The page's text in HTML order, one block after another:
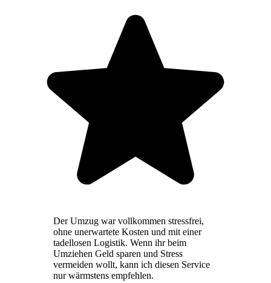
Der Umzug war vollkommen stressfrei,
ohne unerwartete Kosten und mit einer
tadellosen Logistik. Wenn ihr beim
Umziehen Geld sparen und Stress
vermeiden wollt, kann ich diesen Service
nur wärmstens empfehlen.